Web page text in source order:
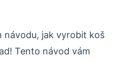
návodu, jak vyrobit koš
Tento návod vám